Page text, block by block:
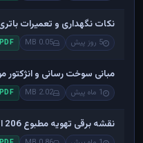
نکات نگهداری و تعمیرات
5 روز پیش 0.05 MB
PDF
مبانی سوخت رسانی و انژکتور
1 ماه پیش 2.02 MB
PDF
نقشه برقی تهویه مطبوع 206 اکوماکس با ایسیو MAW